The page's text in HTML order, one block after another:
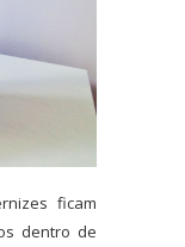
ficam
dentro de